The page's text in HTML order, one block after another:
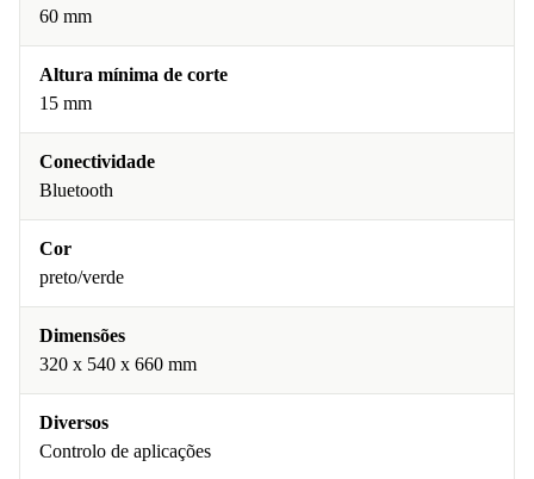
60 mm
Altura mínima de corte
15 mm
Conectividade
Bluetooth
Cor
preto/verde
Dimensões
320 x 540 x 660 mm
Diversos
Controlo de aplicações